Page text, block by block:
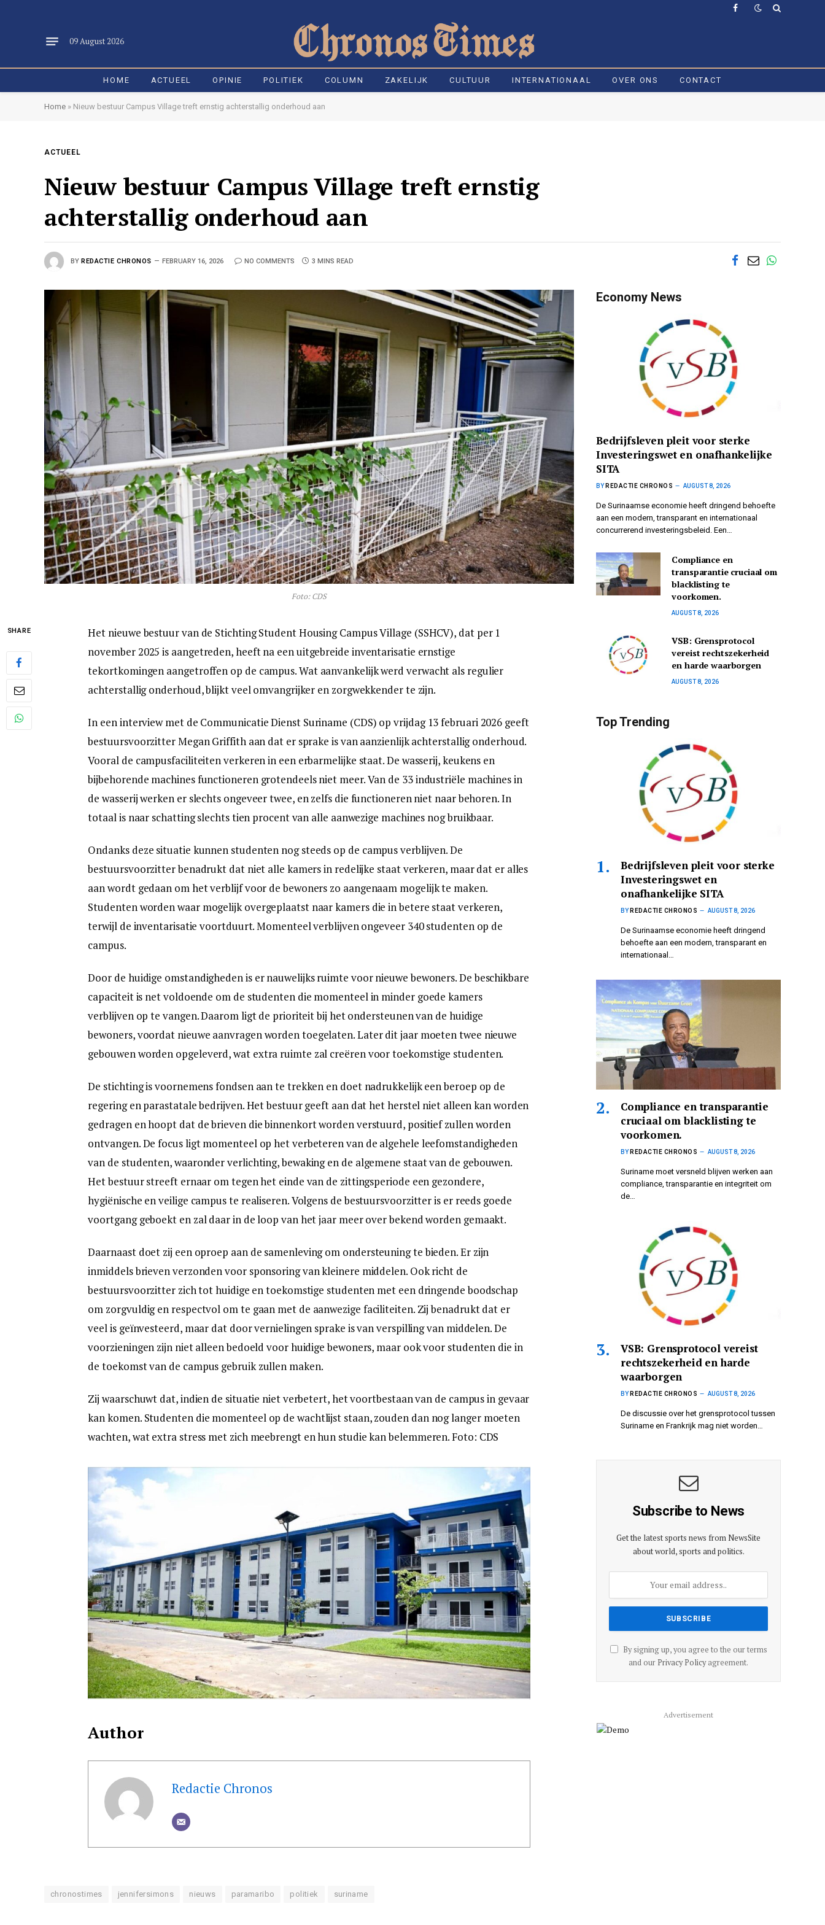
Facebook
09 August 2026
HOME ACTUEEL OPINIE POLITIEK COLUMN ZAKELIJK CULTUUR INTERNATIONAAL OVER ONS CONTACT
Home » Nieuw bestuur Campus Village treft ernstig achterstallig onderhoud aan
ACTUEEL
Nieuw bestuur Campus Village treft ernstig
achterstallig onderhoud aan
BY REDACTIE CHRONOS FEBRUARY 16, 2026 NO COMMENTS 3 MINS READ
Foto: CDS
SHARE
Het nieuwe bestuur van de Stichting Student Housing Campus Village (SSHCV), dat per 1
november 2025 is aangetreden, heeft na een uitgebreide inventarisatie ernstige
tekortkomingen aangetroffen op de campus. Wat aanvankelijk werd verwacht als regulier
achterstallig onderhoud, blijkt veel omvangrijker en zorgwekkender te zijn.
In een interview met de Communicatie Dienst Suriname (CDS) op vrijdag 13 februari 2026 geeft
bestuursvoorzitter Megan Griffith aan dat er sprake is van aanzienlijk achterstallig onderhoud.
Vooral de campusfaciliteiten verkeren in een erbarmelijke staat. De wasserij, keukens en
bijbehorende machines functioneren grotendeels niet meer. Van de 33 industriële machines in
de wasserij werken er slechts ongeveer twee, en zelfs die functioneren niet naar behoren. In
totaal is naar schatting slechts tien procent van alle aanwezige machines nog bruikbaar.
Ondanks deze situatie kunnen studenten nog steeds op de campus verblijven. De
bestuursvoorzitter benadrukt dat niet alle kamers in redelijke staat verkeren, maar dat er alles
aan wordt gedaan om het verblijf voor de bewoners zo aangenaam mogelijk te maken.
Studenten worden waar mogelijk overgeplaatst naar kamers die in betere staat verkeren,
terwijl de inventarisatie voortduurt. Momenteel verblijven ongeveer 340 studenten op de
campus.
Door de huidige omstandigheden is er nauwelijks ruimte voor nieuwe bewoners. De beschikbare
capaciteit is net voldoende om de studenten die momenteel in minder goede kamers
verblijven op te vangen. Daarom ligt de prioriteit bij het ondersteunen van de huidige
bewoners, voordat nieuwe aanvragen worden toegelaten. Later dit jaar moeten twee nieuwe
gebouwen worden opgeleverd, wat extra ruimte zal creëren voor toekomstige studenten.
De stichting is voornemens fondsen aan te trekken en doet nadrukkelijk een beroep op de
regering en parastatale bedrijven. Het bestuur geeft aan dat het herstel niet alleen kan worden
gedragen en hoopt dat de brieven die binnenkort worden verstuurd, positief zullen worden
ontvangen. De focus ligt momenteel op het verbeteren van de algehele leefomstandigheden
van de studenten, waaronder verlichting, bewaking en de algemene staat van de gebouwen.
Het bestuur streeft ernaar om tegen het einde van de zittingsperiode een gezondere,
hygiënische en veilige campus te realiseren. Volgens de bestuursvoorzitter is er reeds goede
voortgang geboekt en zal daar in de loop van het jaar meer over bekend worden gemaakt.
Daarnaast doet zij een oproep aan de samenleving om ondersteuning te bieden. Er zijn
inmiddels brieven verzonden voor sponsoring van kleinere middelen. Ook richt de
bestuursvoorzitter zich tot huidige en toekomstige studenten met een dringende boodschap
om zorgvuldig en respectvol om te gaan met de aanwezige faciliteiten. Zij benadrukt dat er
veel is geïnvesteerd, maar dat door vernielingen sprake is van verspilling van middelen. De
voorzieningen zijn niet alleen bedoeld voor huidige bewoners, maar ook voor studenten die in
de toekomst van de campus gebruik zullen maken.
Zij waarschuwt dat, indien de situatie niet verbetert, het voortbestaan van de campus in gevaar
kan komen. Studenten die momenteel op de wachtlijst staan, zouden dan nog langer moeten
wachten, wat extra stress met zich meebrengt en hun studie kan belemmeren. Foto: CDS
Author
Redactie Chronos
chronostimes jennifersimons nieuws paramaribo politiek suriname
Economy News
Bedrijfsleven pleit voor sterke
Investeringswet en onafhankelijke
SITA
BY REDACTIE CHRONOS AUGUST 8, 2026
De Surinaamse economie heeft dringend behoefte
aan een modern, transparant en internationaal
concurrerend investeringsbeleid. Een…
Compliance en
transparantie cruciaal om
blacklisting te
voorkomen.
AUGUST 8, 2026
VSB: Grensprotocol
vereist rechtszekerheid
en harde waarborgen
AUGUST 8, 2026
Top Trending
Bedrijfsleven pleit voor sterke
Investeringswet en
onafhankelijke SITA
BY REDACTIE CHRONOS AUGUST 8, 2026
De Surinaamse economie heeft dringend
behoefte aan een modern, transparant en
internationaal…
Compliance en transparantie
cruciaal om blacklisting te
voorkomen.
BY REDACTIE CHRONOS AUGUST 8, 2026
Suriname moet versneld blijven werken aan
compliance, transparantie en integriteit om
de…
VSB: Grensprotocol vereist
rechtszekerheid en harde
waarborgen
BY REDACTIE CHRONOS AUGUST 8, 2026
De discussie over het grensprotocol tussen
Suriname en Frankrijk mag niet worden…
Subscribe to News
Get the latest sports news from NewsSite
about world, sports and politics.
By signing up, you agree to the our terms
and our Privacy Policyagreement.
Advertisement